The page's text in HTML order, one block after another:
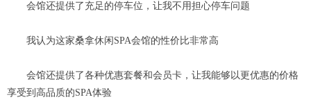
会馆还提供了充足的停车位，让我不用担心停车问题
我认为这家桑拿休闲SPA会馆的性价比非常高
会馆还提供了各种优惠套餐和会员卡，让我能够以更优惠的价格
享受到高品质的SPA体验